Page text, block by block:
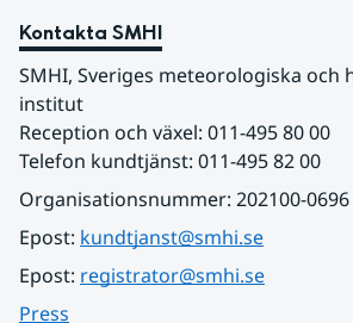
Kontakta SMHI
SMHI, Sveriges meteorologiska och
institut
Reception och växel: 011-495 80 00
Telefon kundtjänst: 011-495 82 00
Organisationsnummer: 202100-0696
Epost: kundtjanst@smhi.se
Epost: registrator@smhi.se
Press